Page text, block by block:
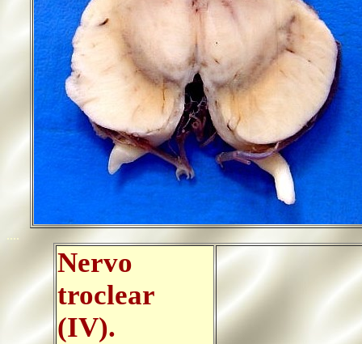
....
Nervo
troclear
(IV).